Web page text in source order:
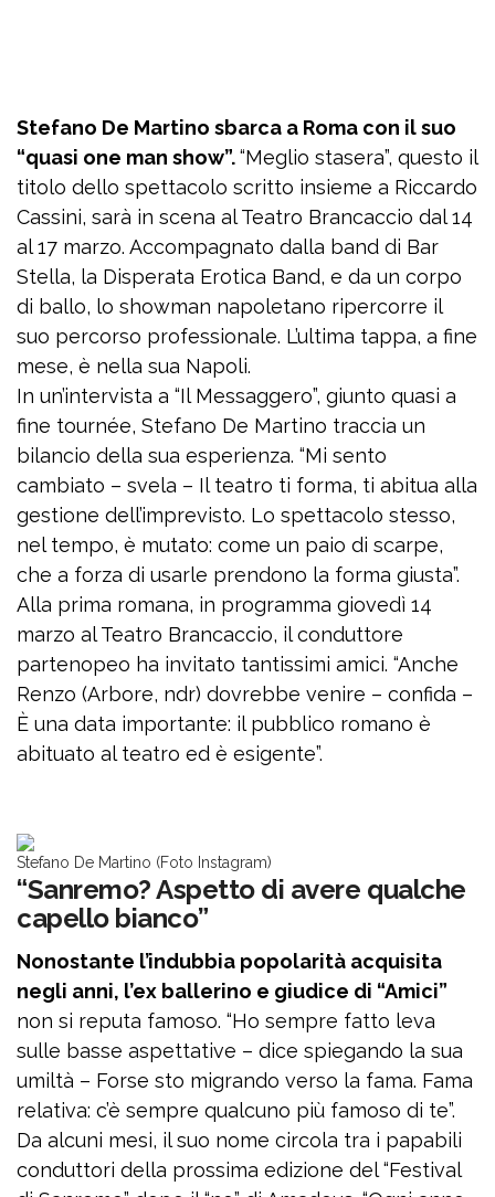
Stefano De Martino sbarca a Roma con il suo
“quasi one man show”.“Meglio stasera”, questo il
titolo dello spettacolo scritto insieme a Riccardo
Cassini, sarà in scena al Teatro Brancaccio dal 14
al 17 marzo. Accompagnato dalla band di Bar
Stella, la Disperata Erotica Band, e da un corpo
di ballo, lo showman napoletano ripercorre il
suo percorso professionale. L’ultima tappa, a fine
mese, è nella sua Napoli.
In un’intervista a “Il Messaggero”, giunto quasi a
fine tournée, Stefano De Martino traccia un
bilancio della sua esperienza. “Mi sento
cambiato – svela – Il teatro ti forma, ti abitua alla
gestione dell’imprevisto. Lo spettacolo stesso,
nel tempo, è mutato: come un paio di scarpe,
che a forza di usarle prendono la forma giusta”.
Alla prima romana, in programma giovedì 14
marzo al Teatro Brancaccio, il conduttore
partenopeo ha invitato tantissimi amici. “Anche
Renzo (Arbore, ndr) dovrebbe venire – confida –
È una data importante: il pubblico romano è
abituato al teatro ed è esigente”.
Stefano De Martino (Foto Instagram)
“Sanremo? Aspetto di avere qualche
capello bianco”
Nonostante l’indubbia popolarità acquisita
negli anni, l’ex ballerino e giudice di “Amici”
non si reputa famoso. “Ho sempre fatto leva
sulle basse aspettative – dice spiegando la sua
umiltà – Forse sto migrando verso la fama. Fama
relativa: c’è sempre qualcuno più famoso di te”.
Da alcuni mesi, il suo nome circola tra i papabili
conduttori della prossima edizione del “Festival